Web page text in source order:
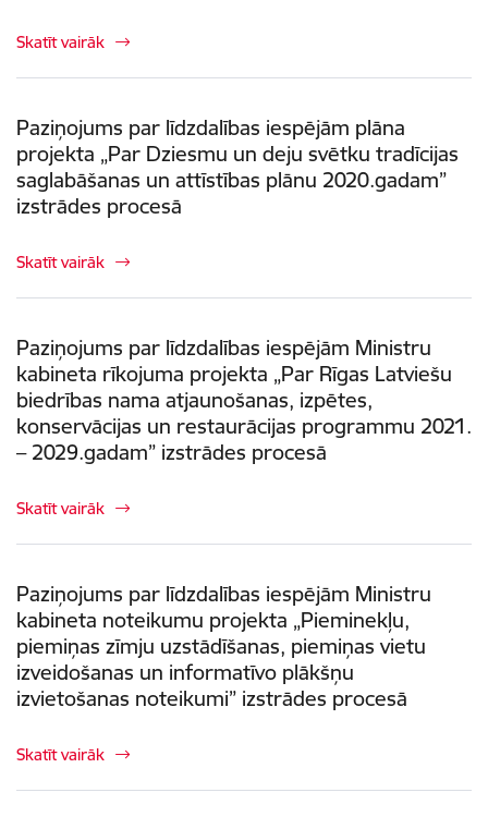
Skatīt vairāk
Paziņojums par līdzdalības iespējām plāna
projekta „Par Dziesmu un deju svētku tradīcijas
saglabāšanas un attīstības plānu 2020.gadam”
izstrādes procesā
Skatīt vairāk
Paziņojums par līdzdalības iespējām Ministru
kabineta rīkojuma projekta „Par Rīgas Latviešu
biedrības nama atjaunošanas, izpētes,
konservācijas un restaurācijas programmu 2021.
– 2029.gadam” izstrādes procesā
Skatīt vairāk
Paziņojums par līdzdalības iespējām Ministru
kabineta noteikumu projekta „Pieminekļu,
piemiņas zīmju uzstādīšanas, piemiņas vietu
izveidošanas un informatīvo plākšņu
izvietošanas noteikumi” izstrādes procesā
Skatīt vairāk